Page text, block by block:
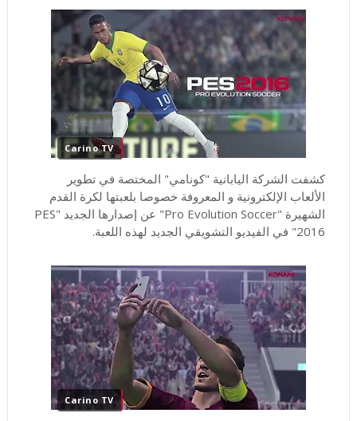
Carino TV
كشفت الشركة اليابانية "كونامي" المختصة في تطوير
الألعاب الإلكترونية و المعروفة خصوصا بلعبتها لكرة القدم
الشهيرة "Pro Evolution Soccer" عن إصدارها الجديد "PES
2016" في الفيديو التشويقي الجديد لهذه اللعبة.
Carino TV